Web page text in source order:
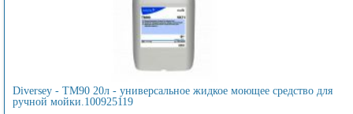
Diversey - TM90 20л - универсальное жидкое моющее средство для
ручной мойки.100925119